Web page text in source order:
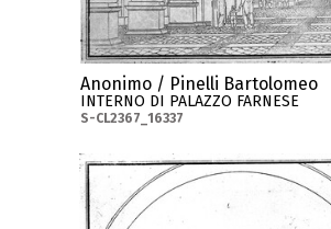
Anonimo / Pinelli Bartolomeo
INTERNO DI PALAZZO FARNESE
S-CL2367_16337